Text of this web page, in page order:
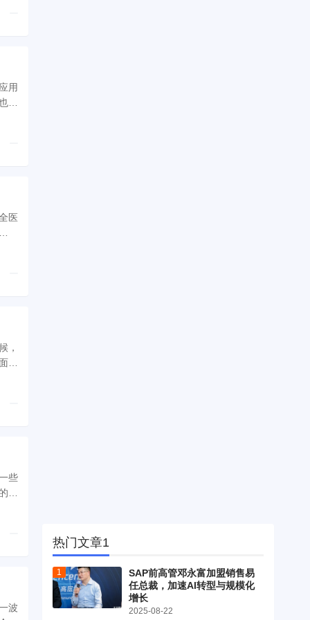
向
医
，
对
些
波
热门文章1
SAP前高管邓永富加盟销售易
任总裁，加速AI转型与规模化
增长
2025-08-22